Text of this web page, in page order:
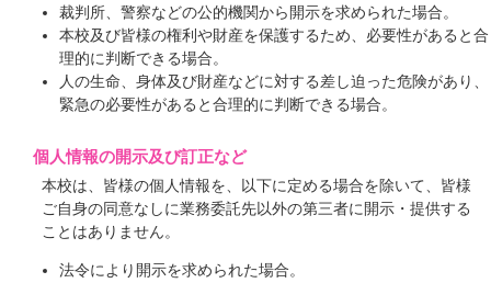
裁判所、警察などの公的機関から開示を求められた場合。
本校及び皆様の権利や財産を保護するため、必要性があると合
理的に判断できる場合。
人の生命、身体及び財産などに対する差し迫った危険があり、
緊急の必要性があると合理的に判断できる場合。
個人情報の開示及び訂正など
本校は、皆様の個人情報を、以下に定める場合を除いて、皆様
ご自身の同意なしに業務委託先以外の第三者に開示・提供する
ことはありません。
法令により開示を求められた場合。